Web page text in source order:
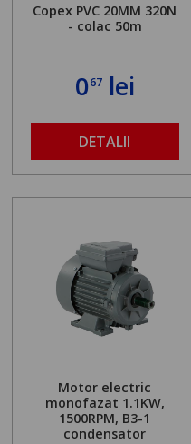
Copex PVC 20MM 320N
- colac 50m
067lei
DETALII
Motor electric
monofazat 1.1KW,
1500RPM, B3-1
condensator